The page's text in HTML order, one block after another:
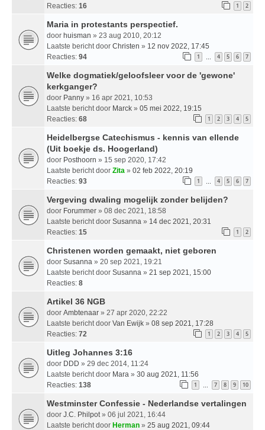
Reacties: 16 1 2
Maria in protestants perspectief.
door huisman » 23 aug 2010, 20:12
Laatste bericht door Christen » 12 nov 2022, 17:45
Reacties: 94 1 … 4 5 6 7
Welke dogmatiek/geloofsleer voor de 'gewone'
kerkganger?
door Panny » 16 apr 2021, 10:53
Laatste bericht door Marck » 05 mei 2022, 19:15
Reacties: 68 1 2 3 4 5
Heidelbergse Catechismus - kennis van ellende
(Uit boekje ds. Hoogerland)
door Posthoorn » 15 sep 2020, 17:42
Laatste bericht door Zita » 02 feb 2022, 20:19
Reacties: 93 1 … 4 5 6 7
Vergeving dwaling mogelijk zonder belijden?
door Forummer » 08 dec 2021, 18:58
Laatste bericht door Susanna » 14 dec 2021, 20:31
Reacties: 15 1 2
Christenen worden gemaakt, niet geboren
door Susanna » 20 sep 2021, 19:21
Laatste bericht door Susanna » 21 sep 2021, 15:00
Reacties: 8
Artikel 36 NGB
door Ambtenaar » 27 apr 2020, 22:22
Laatste bericht door Van Ewijk » 08 sep 2021, 17:28
Reacties: 72 1 2 3 4 5
Uitleg Johannes 3:16
door DDD » 29 dec 2014, 11:24
Laatste bericht door Mara » 30 aug 2021, 11:56
Reacties: 138 1 … 7 8 9 10
Westminster Confessie - Nederlandse vertalingen
door J.C. Philpot » 06 jul 2021, 16:44
Laatste bericht door Herman » 25 aug 2021, 09:44